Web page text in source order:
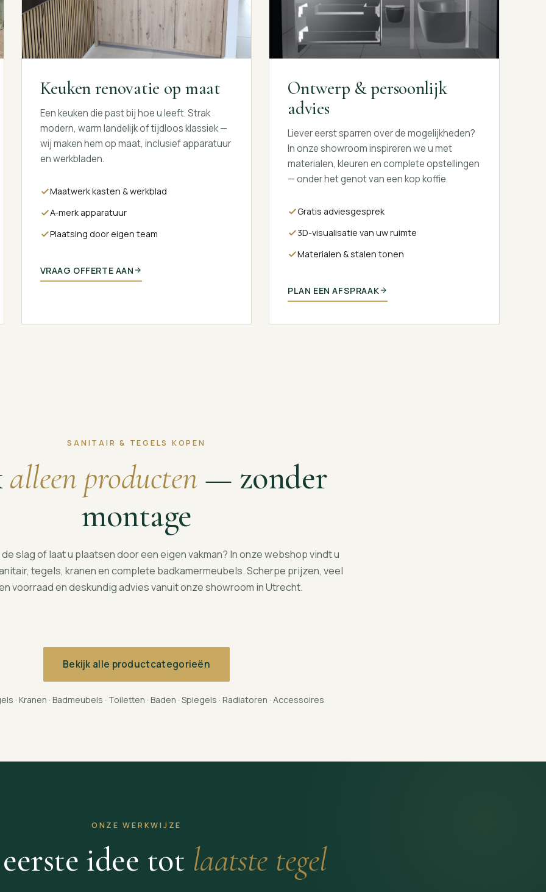
Keuken renovatie op maat
Een keuken die past bij hoe u leeft. Strak
modern, warm landelijk of tijdloos klassiek —
wij maken hem op maat, inclusief apparatuur
en werkbladen.
Maatwerk kasten & werkblad
A-merk apparatuur
Plaatsing door eigen team
VRAAG OFFERTE AAN
Ontwerp & persoonlijk
advies
Liever eerst sparren over de mogelijkheden?
In onze showroom inspireren we u met
materialen, kleuren en complete opstellingen
— onder het genot van een kop koffie.
Gratis adviesgesprek
3D-visualisatie van uw ruimte
Materialen & stalen tonen
PLAN EEN AFSPRAAK
SANITAIR & TEGELS KOPEN
alleen producten— zonder
montage
slag of laat u plaatsen door een eigen vakman? In onze webshop vindt u
tegels, kranen en complete badkamermeubels. Scherpe prijzen, veel
voorraad en deskundig advies vanuit onze showroom in Utrecht.
Kranen
Bekijk alle productcategorieën
· Kranen · Badmeubels · Toiletten · Baden · Spiegels · Radiatoren · Accessoires
ONZE WERKWIJZE
idee tot laatste tegel